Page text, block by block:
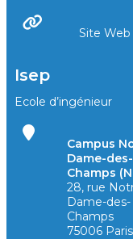
Site Web
Isep
Ecole d’ingénieur
Campus
Dame-des-
Champs
28, rue
Dame-des-
Champs
75006 Paris